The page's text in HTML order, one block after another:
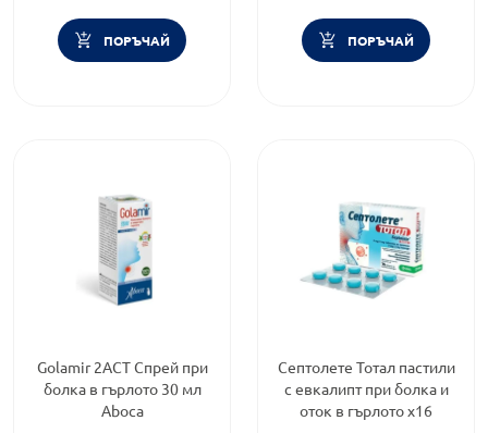
ПОРЪЧАЙ ПОРЪЧАЙ
Golamir 2ACT Спрей при
болка в гърлото 30 мл
Aboca
Септолете Тотал пастили
с евкалипт при болка и
оток в гърлото х16